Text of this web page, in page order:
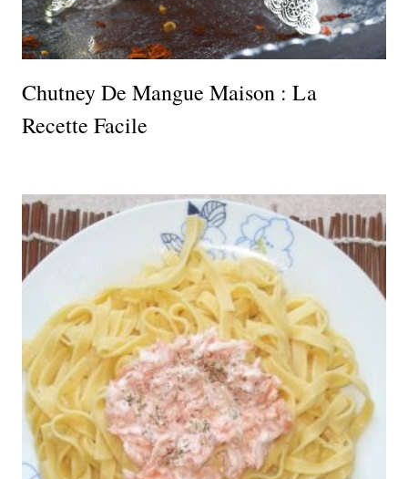
Chutney De Mangue Maison : La
Recette Facile